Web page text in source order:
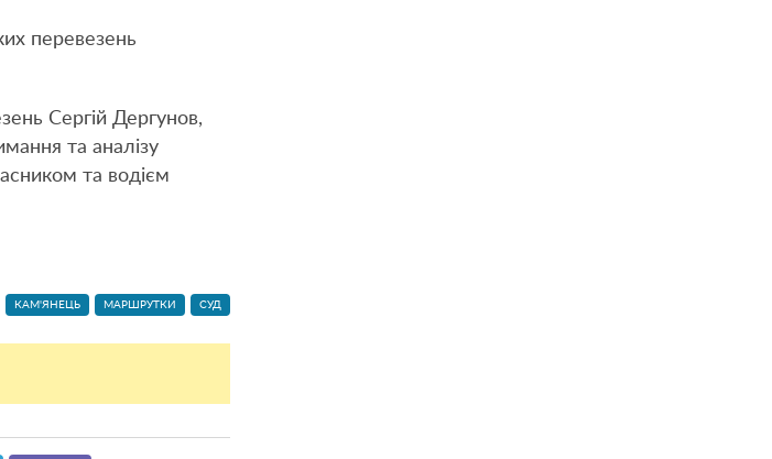
перевезень
Сергій Дергунов,
та аналізу
та водієм
КАМ'ЯНЕЦЬ МАРШРУТКИ СУД